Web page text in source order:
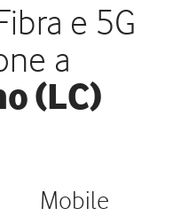
e 5G
a
(LC)
Mobile